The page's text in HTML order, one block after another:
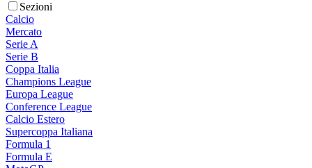
Sezioni
Calcio
Mercato
Serie A
Serie B
Coppa Italia
Champions League
Europa League
Conference League
Calcio Estero
Supercoppa Italiana
Formula 1
Formula E